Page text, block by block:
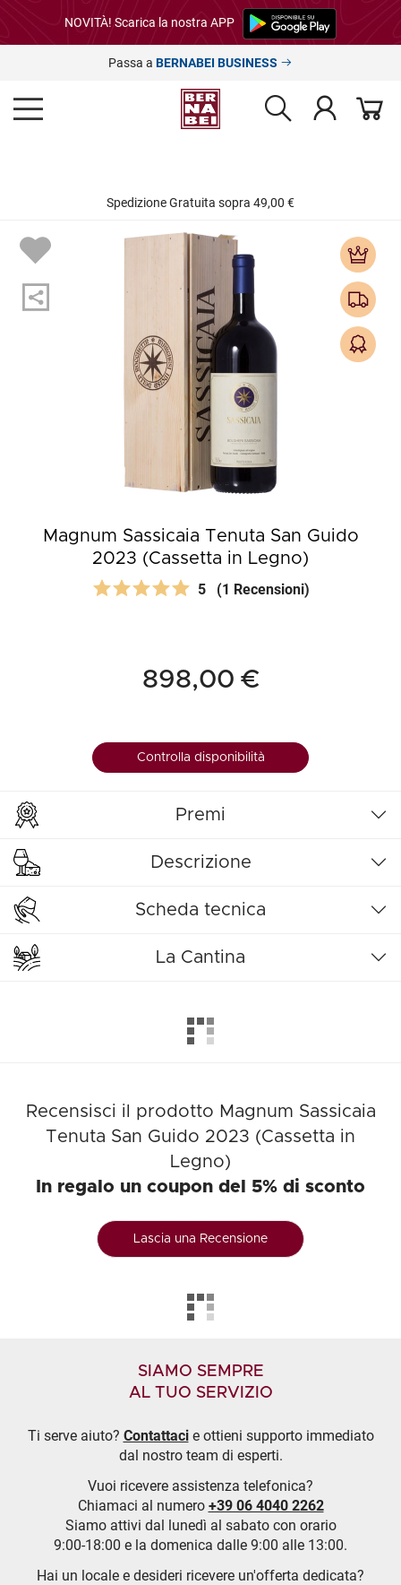
NOVITÀ! Scarica la nostra APP
Passa a BERNABEI BUSINESS
Spedizione Gratuita sopra 49,00 €
Magnum Sassicaia Tenuta San Guido
2023 (Cassetta in Legno)
5 (1 Recensioni)
898,00 €
Controlla disponibilità
Premi
Descrizione
Scheda tecnica
La Cantina
Recensisci il prodotto Magnum Sassicaia
Tenuta San Guido 2023 (Cassetta in
Legno)
In regalo un coupon del 5% di sconto
Lascia una Recensione
SIAMO SEMPRE
AL TUO SERVIZIO
Ti serve aiuto? Contattacie ottieni supporto immediato
dal nostro team di esperti.
Vuoi ricevere assistenza telefonica?
Chiamaci al numero +39 06 4040 2262
Siamo attivi dal lunedì al sabato con orario
9:00-18:00 e la domenica dalle 9:00 alle 13:00.
Hai un locale e desideri ricevere un'offerta dedicata?